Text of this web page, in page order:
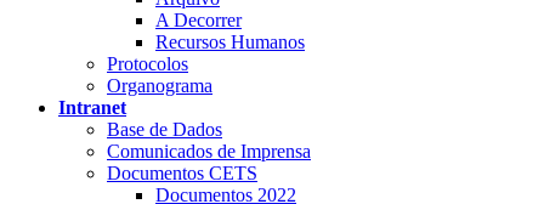
A Decorrer
Recursos Humanos
Protocolos
Organograma
Intranet
Base de Dados
Comunicados de Imprensa
Documentos CETS
Documentos 2022